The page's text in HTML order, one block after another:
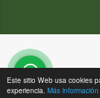
Este sitio Web usa cookies
experiencia. Más información